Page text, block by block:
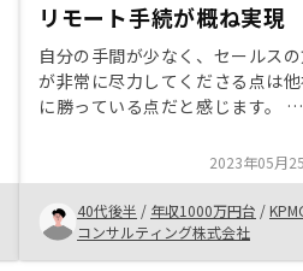
リモート手続が概ね実現
自分の手間が少なく、セールス
が非常に尽力してくださる点は
に勝っている点だと感じます。 特
でもかなりの内容が実現できて
印象です。 一方、ご用意いただい
た金融機関の態度や対応は満足行
ものが少なく、当該金融機関を選
している御社にも一定の責任は
2023年05月
40代後半 / 年収1000万円台 /
コンサルティング株式会社